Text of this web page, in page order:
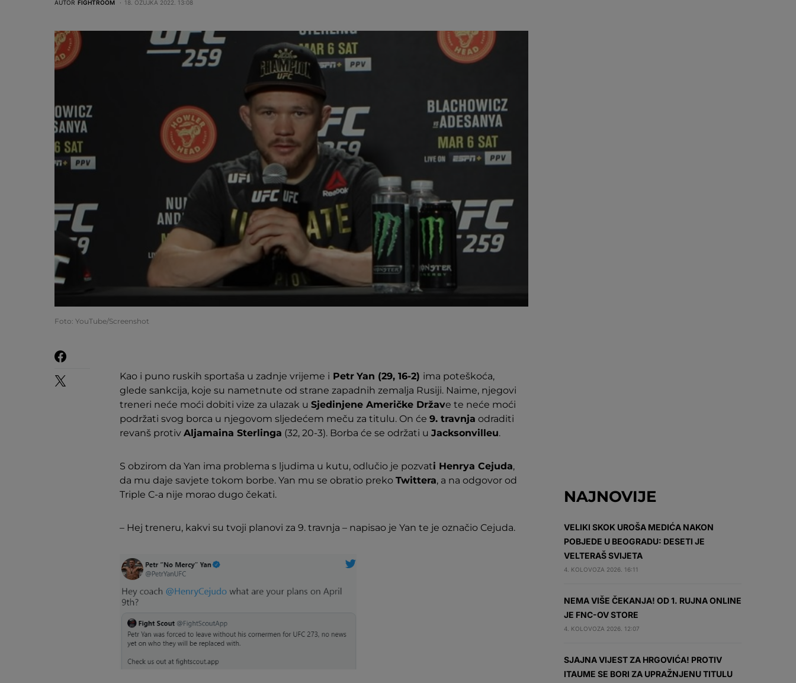
AUTOR FIGHTROOM 18. OŽUJKA 2022. 13:08
Foto: YouTube/Screenshot
Kao i puno ruskih sportaša u zadnje vrijeme i Petr Yan (29, 16-2) ima poteškoća,
glede sankcija, koje su nametnute od strane zapadnih zemalja Rusiji. Naime, njegovi
treneri neće moći dobiti vize za ulazak u Sjedinjene Američke Države te neće moći
podržati svog borca u njegovom sljedećem meču za titulu. On će 9. travnja odraditi
revanš protiv Aljamaina Sterlinga (32, 20-3). Borba će se održati u Jacksonvilleu.
S obzirom da Yan ima problema s ljudima u kutu, odlučio je pozvati Henrya Cejuda,
da mu daje savjete tokom borbe. Yan mu se obratio preko Twittera, a na odgovor od
Triple C-a nije morao dugo čekati.
– Hej treneru, kakvi su tvoji planovi za 9. travnja – napisao je Yan te je označio Cejuda.
NAJNOVIJE
VELIKI SKOK UROŠA MEDIĆA NAKON
POBJEDE U BEOGRADU: DESETI JE
VELTERAŠ SVIJETA
4. KOLOVOZA 2026. 16:11
NEMA VIŠE ČEKANJA! OD 1. RUJNA ONLINE
JE FNC-OV STORE
4. KOLOVOZA 2026. 12:07
SJAJNA VIJEST ZA HRGOVIĆA! PROTIV
ITAUME SE BORI ZA UPRAŽNJENU TITULU